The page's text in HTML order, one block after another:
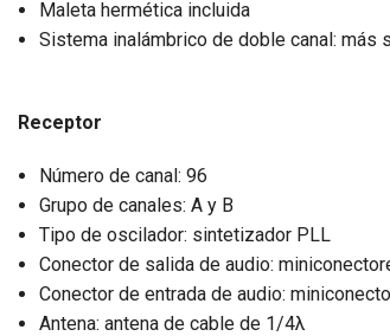
Maleta hermética incluida
Sistema inalámbrico de doble canal: más
Receptor
Número de canal: 96
Grupo de canales: A y B
Tipo de oscilador: sintetizador PLL
Conector de salida de audio:
Conector de entrada de audio:
Antena: antena de cable de 1/4λ